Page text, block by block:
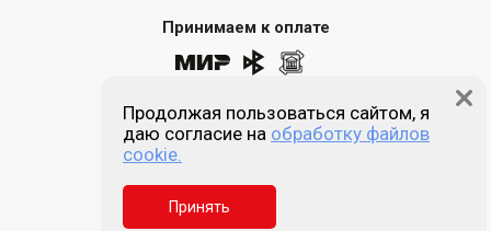
Принимаем к оплате
8 (861) 205-00-77
Звонок бесплатный
Пн-пт 9:00 - 18:00
Продолжая пользоваться сайтом, я
даю согласие на обработку файлов
cookie.
Принять